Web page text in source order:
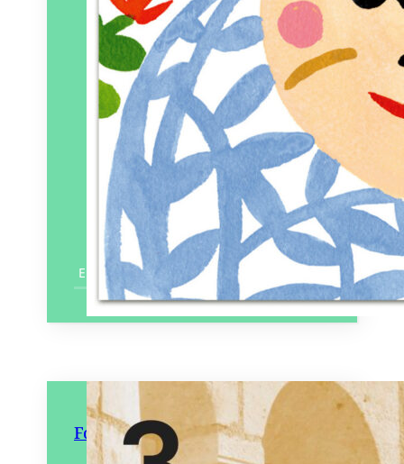
En savoir plus
Fontevraud. L’abbaye royale